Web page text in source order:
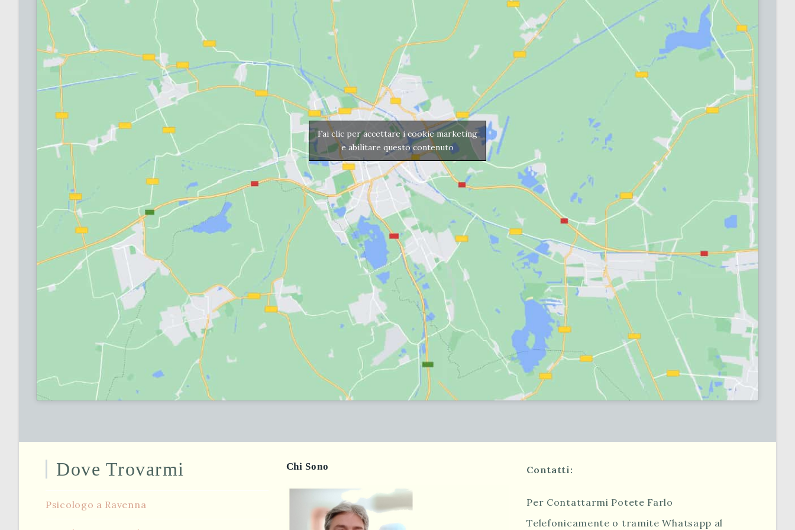
Fai clic per accettare i cookie marketing
e abilitare questo contenuto
Dove Trovarmi
Psicologo a Ravenna
Chi Sono Contatti:
Per Contattarmi Potete Farlo
Telefonicamente o tramite Whatsapp al